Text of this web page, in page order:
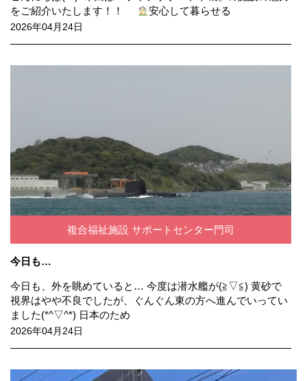
をご紹介いたします！！
安心して暮らせる
2026年04月24日
複合福祉施設 サポートセンター門司
今日も…
今日も、外を眺めていると… 今度は潜水艦が(≧▽≦) 黄砂で
視界はやや不良でしたが、ぐんぐん東の方へ進んでいってい
ました(*^▽^*) 日本のため
2026年04月24日